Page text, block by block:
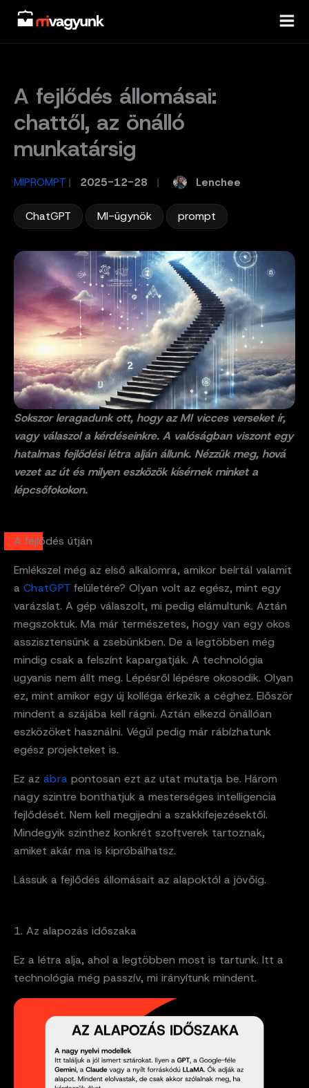
Skip
content
A fejlődés állomásai:
chattől, az önálló
munkatársig
MIPROMPT / 2025-12-28 Lenchee
ChatGPT MI-ügynök prompt
Sokszor leragadunk ott, hogy az MI vicces verseket ír,
vagy válaszol a kérdéseinkre. A valóságban viszont egy
hatalmas fejlődési létra alján állunk. Nézzük meg, hová
vezet az út és milyen eszközök kísérnek minket a
lépcsőfokokon.
A fejlődés útján
Emlékszel még az első alkalomra, amikor beírtál valamit
a ChatGPT felületére? Olyan volt az egész, mint egy
varázslat. A gép válaszolt, mi pedig elámultunk. Aztán
megszoktuk. Ma már természetes, hogy van egy okos
asszisztensünk a zsebünkben. De a legtöbben még
mindig csak a felszínt kapargatják. A technológia
ugyanis nem állt meg. Lépésről lépésre okosodik. Olyan
ez, mint amikor egy új kolléga érkezik a céghez. Először
mindent a szájába kell rágni. Aztán elkezd önállóan
eszközöket használni. Végül pedig már rábízhatunk
egész projekteket is.
Ez az ábra pontosan ezt az utat mutatja be. Három
nagy szintre bonthatjuk a mesterséges intelligencia
fejlődését. Nem kell megijedni a szakkifejezésektől.
Mindegyik szinthez konkrét szoftverek tartoznak,
amiket akár ma is kipróbálhatsz.
Lássuk a fejlődés állomásait az alapoktól a jövőig.
1. Az alapozás időszaka
Ez a létra alja, ahol a legtöbben most is tartunk. Itt a
technológia még passzív, mi irányítunk mindent.